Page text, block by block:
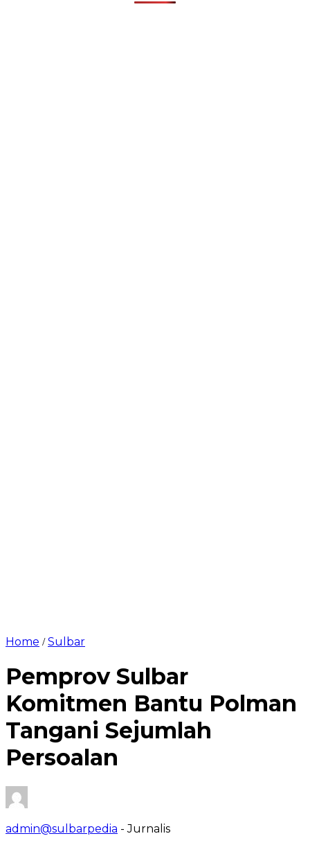
Home /Sulbar
Pemprov Sulbar
Komitmen Bantu Polman
Tangani Sejumlah
Persoalan
admin@sulbarpedia - Jurnalis